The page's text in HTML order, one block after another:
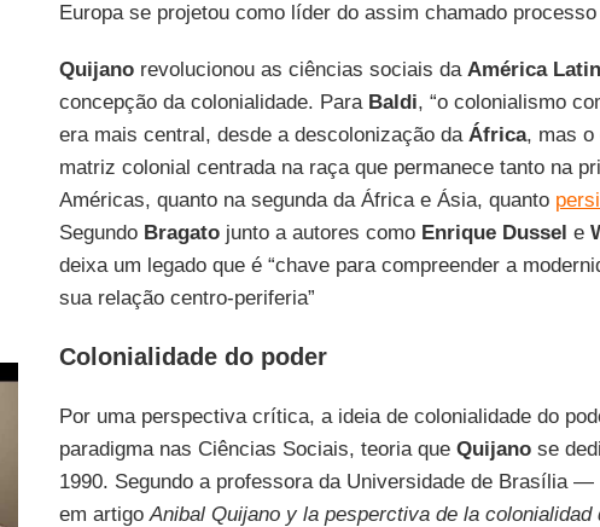
Europa se projetou como líder do assim chamado
Quijanorevolucionou as ciências sociais da América
concepção da colonialidade. Para Baldi, “o colonialismo
era mais central, desde a descolonização da África, mas o
matriz colonial centrada na raça que permanece tanto na
Américas, quanto na segunda da África e Ásia, quanto
Segundo Bragatojunto a autores como Enrique Dussel e
deixa um legado que é “chave para compreender a
sua relação centro-periferia”
Colonialidade do poder
Por uma perspectiva crítica, a ideia de colonialidade do
paradigma nas Ciências Sociais, teoria que Quijanose
1990. Segundo a professora da Universidade de Brasília —
em artigoAnibal Quijano y la pesperctiva de la colonialidad